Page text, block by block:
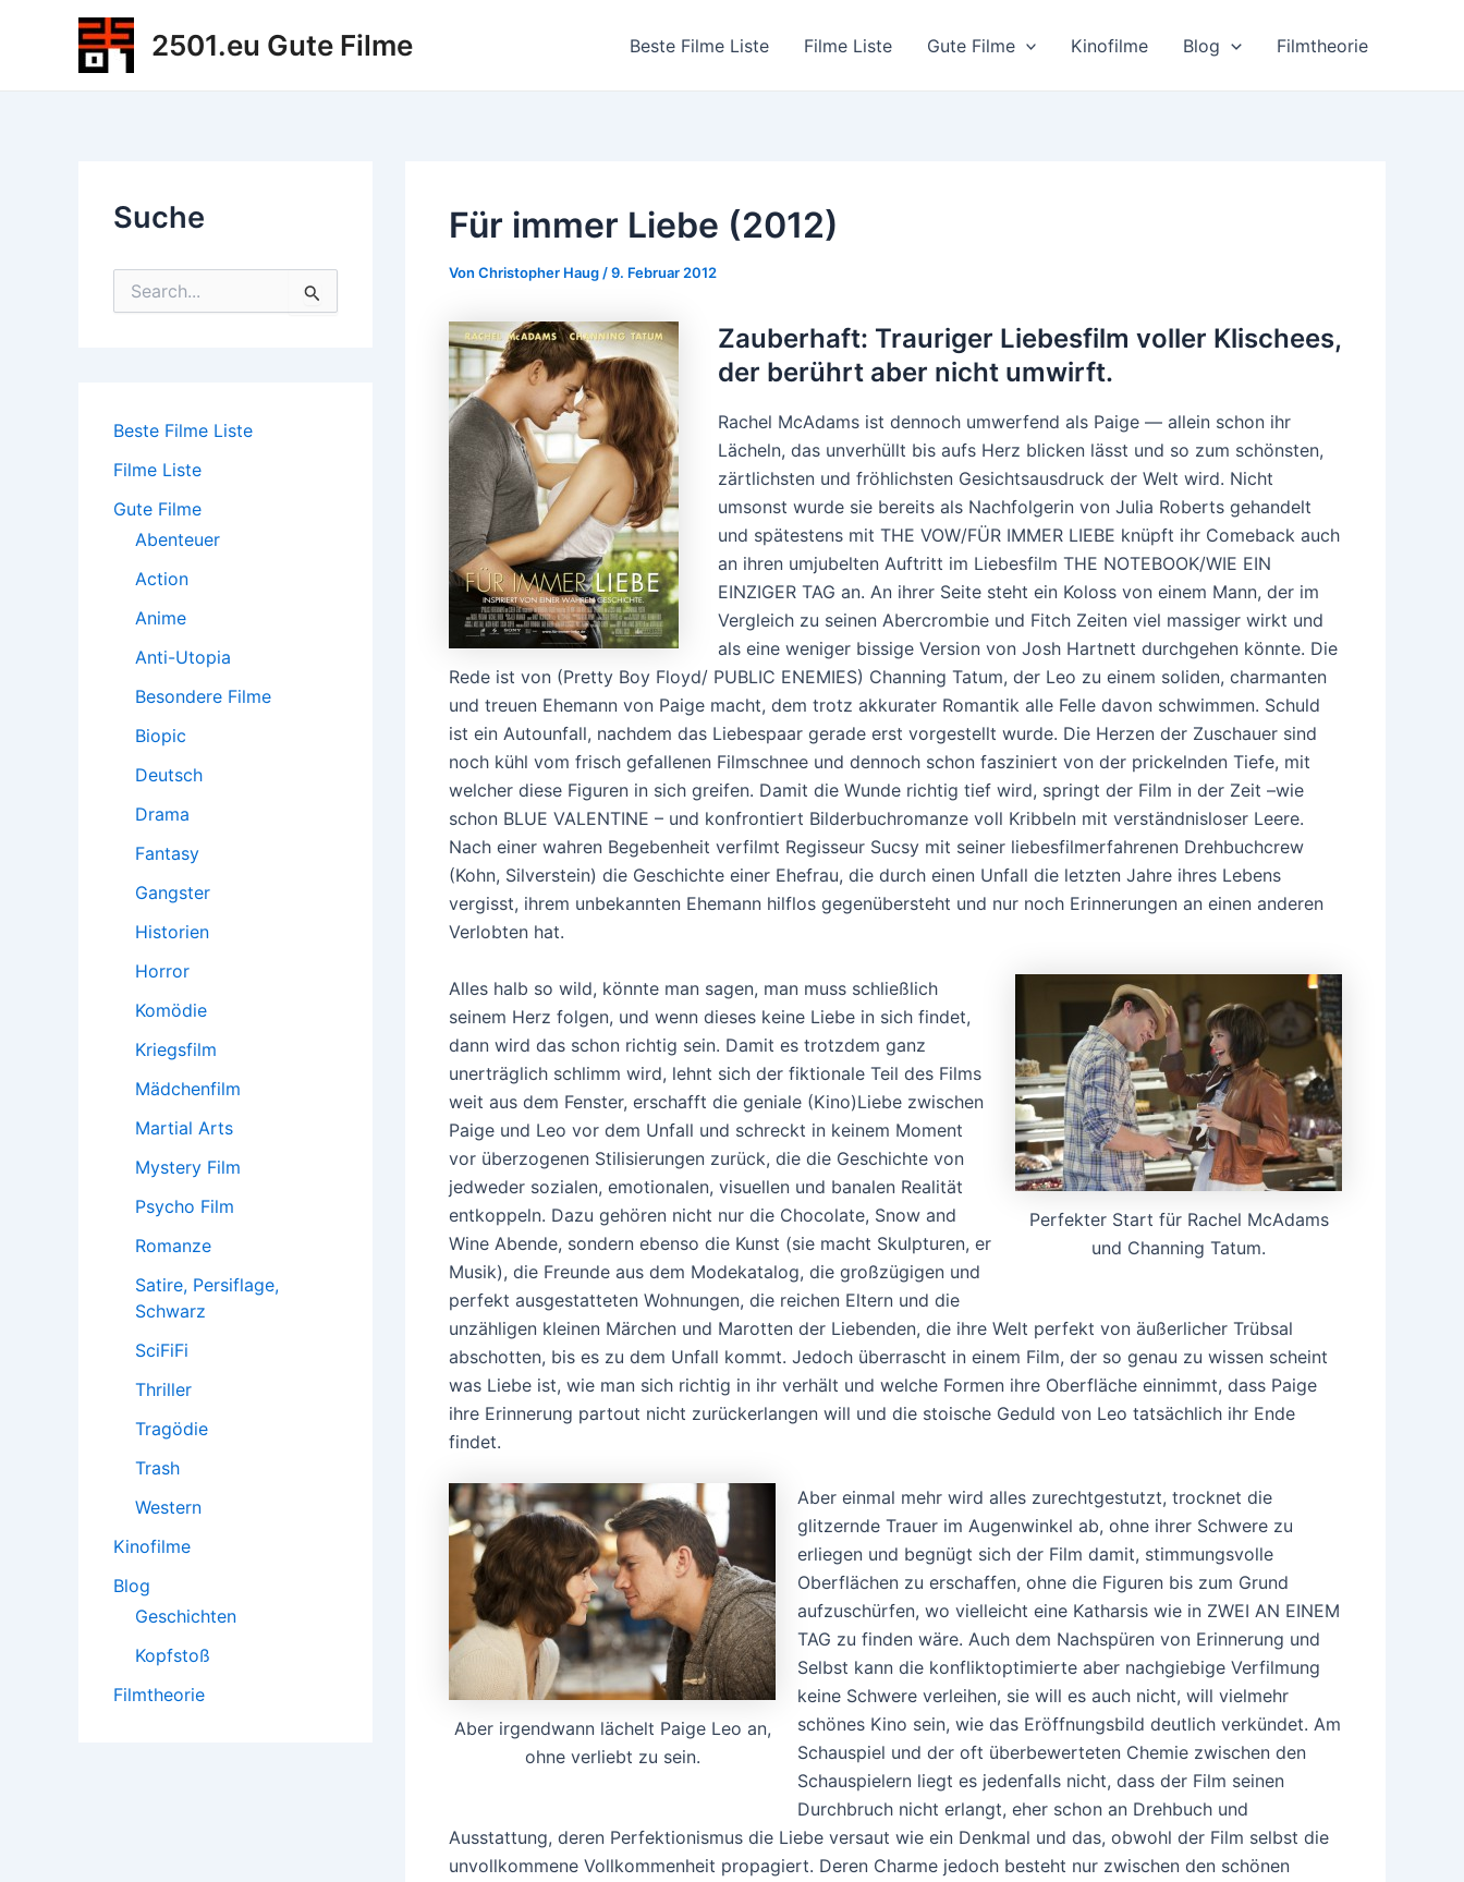
2501.eu Gute Filme Beste Filme Liste Filme Liste Gute Filme Kinofilme Blog Filmtheorie
Suche
a
h
Beste Filme Liste
Filme Liste
Gute Filme
Abenteuer
Action
Anime
Anti-Utopia
Besondere Filme
Biopic
Deutsch
Drama
Fantasy
Gangster
Historien
Horror
Komödie
Kriegsfilm
Mädchenfilm
Martial Arts
Mystery Film
Psycho Film
Romanze
Satire, Persiflage,
Schwarz
SciFiFi
Thriller
Tragödie
Trash
Western
Kinofilme
Blog
Geschichten
Kopfstoß
Filmtheorie
Für immer Liebe (2012)
Von Christopher Haug /9. Februar 2012
Zauberhaft: Trauriger Liebesfilm voller Klischees,
der berührt aber nicht umwirft.
Rachel McAdams ist dennoch umwerfend als Paige — allein schon ihr
Lächeln, das unverhüllt bis aufs Herz blicken lässt und so zum schönsten,
zärtlichsten und fröhlichsten Gesichtsausdruck der Welt wird. Nicht
umsonst wurde sie bereits als Nachfolgerin von Julia Roberts gehandelt
und spätestens mit THE VOW/FÜR IMMER LIEBE knüpft ihr Comeback auch
an ihren umjubelten Auftritt im Liebesfilm THE NOTEBOOK/WIE EIN
EINZIGER TAG an. An ihrer Seite steht ein Koloss von einem Mann, der im
Vergleich zu seinen Abercrombie und Fitch Zeiten viel massiger wirkt und
als eine weniger bissige Version von Josh Hartnett durchgehen könnte. Die
Rede ist von (Pretty Boy Floyd/ PUBLIC ENEMIES) Channing Tatum, der Leo zu einem soliden, charmanten
und treuen Ehemann von Paige macht, dem trotz akkurater Romantik alle Felle davon schwimmen. Schuld
ist ein Autounfall, nachdem das Liebespaar gerade erst vorgestellt wurde. Die Herzen der Zuschauer sind
noch kühl vom frisch gefallenen Filmschnee und dennoch schon fasziniert von der prickelnden Tiefe, mit
welcher diese Figuren in sich greifen. Damit die Wunde richtig tief wird, springt der Film in der Zeit –wie
schon BLUE VALENTINE – und konfrontiert Bilderbuchromanze voll Kribbeln mit verständnisloser Leere.
Nach einer wahren Begebenheit verfilmt Regisseur Sucsy mit seiner liebesfilmerfahrenen Drehbuchcrew
(Kohn, Silverstein) die Geschichte einer Ehefrau, die durch einen Unfall die letzten Jahre ihres Lebens
vergisst, ihrem unbekannten Ehemann hilflos gegenübersteht und nur noch Erinnerungen an einen anderen
Verlobten hat.
Perfekter Start für Rachel McAdams
und Channing Tatum.
Alles halb so wild, könnte man sagen, man muss schließlich
seinem Herz folgen, und wenn dieses keine Liebe in sich findet,
dann wird das schon richtig sein. Damit es trotzdem ganz
unerträglich schlimm wird, lehnt sich der fiktionale Teil des Films
weit aus dem Fenster, erschafft die geniale (Kino)Liebe zwischen
Paige und Leo vor dem Unfall und schreckt in keinem Moment
vor überzogenen Stilisierungen zurück, die die Geschichte von
jedweder sozialen, emotionalen, visuellen und banalen Realität
entkoppeln. Dazu gehören nicht nur die Chocolate, Snow and
Wine Abende, sondern ebenso die Kunst (sie macht Skulpturen, er
Musik), die Freunde aus dem Modekatalog, die großzügigen und
perfekt ausgestatteten Wohnungen, die reichen Eltern und die
unzähligen kleinen Märchen und Marotten der Liebenden, die ihre Welt perfekt von äußerlicher Trübsal
abschotten, bis es zu dem Unfall kommt. Jedoch überrascht in einem Film, der so genau zu wissen scheint
was Liebe ist, wie man sich richtig in ihr verhält und welche Formen ihre Oberfläche einnimmt, dass Paige
ihre Erinnerung partout nicht zurückerlangen will und die stoische Geduld von Leo tatsächlich ihr Ende
findet.
Aber irgendwann lächelt Paige Leo an,
ohne verliebt zu sein.
Aber einmal mehr wird alles zurechtgestutzt, trocknet die
glitzernde Trauer im Augenwinkel ab, ohne ihrer Schwere zu
erliegen und begnügt sich der Film damit, stimmungsvolle
Oberflächen zu erschaffen, ohne die Figuren bis zum Grund
aufzuschürfen, wo vielleicht eine Katharsis wie in ZWEI AN EINEM
TAG zu finden wäre. Auch dem Nachspüren von Erinnerung und
Selbst kann die konfliktoptimierte aber nachgiebige Verfilmung
keine Schwere verleihen, sie will es auch nicht, will vielmehr
schönes Kino sein, wie das Eröffnungsbild deutlich verkündet. Am
Schauspiel und der oft überbewerteten Chemie zwischen den
Schauspielern liegt es jedenfalls nicht, dass der Film seinen
Durchbruch nicht erlangt, eher schon an Drehbuch und
Ausstattung, deren Perfektionismus die Liebe versaut wie ein Denkmal und das, obwohl der Film selbst die
unvollkommene Vollkommenheit propagiert. Deren Charme jedoch besteht nur zwischen den schönen